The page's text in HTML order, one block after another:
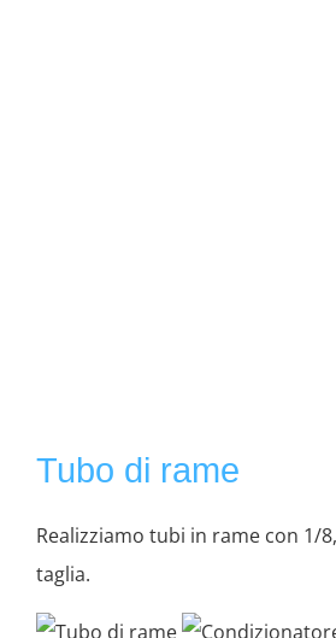
Tubo di rame
Realizziamo tubi in rame con 1/
taglia.